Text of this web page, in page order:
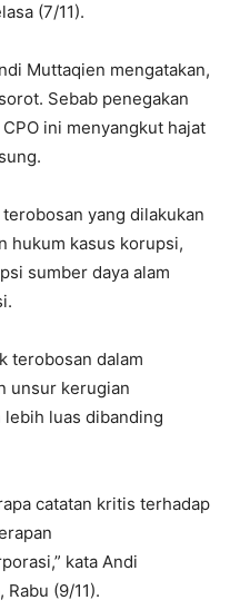
(7/11).
Muttaqien mengatakan,
Sebab penegakan
ini menyangkut hajat
yang dilakukan
hukum kasus korupsi,
sumber daya alam
terobosan dalam
unsur kerugian
luas dibanding
catatan kritis terhadap
kata Andi
(9/11).